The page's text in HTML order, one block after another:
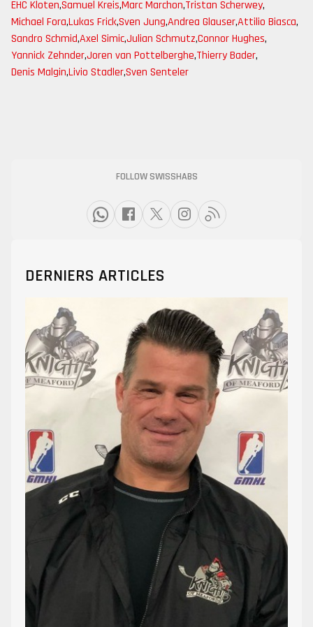
EHC Kloten,Samuel Kreis,Marc Marchon,Tristan Scherwey,
Michael Fora,Lukas Frick,Sven Jung,Andrea Glauser,Attilio Biasca,
Sandro Schmid,Axel Simic,Julian Schmutz,Connor Hughes,
Yannick Zehnder,Joren van Pottelberghe,Thierry Bader,
Denis Malgin,Livio Stadler,Sven Senteler
FOLLOW SWISSHABS
DERNIERS ARTICLES